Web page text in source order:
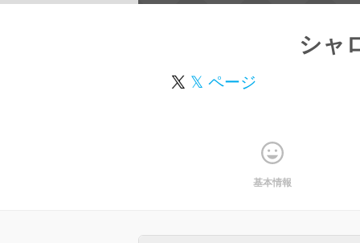
シャ
𝕏 ページ
基本情報